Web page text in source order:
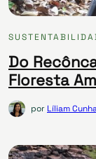
Do
Floresta
por Líliam